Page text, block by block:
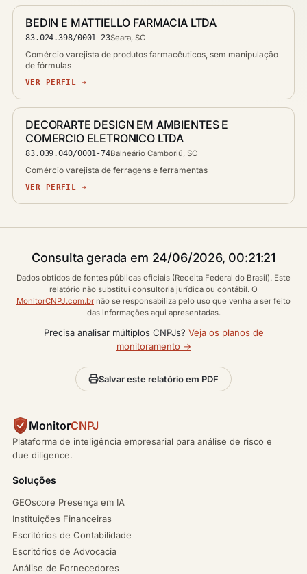
BEDIN E MATTIELLO FARMACIA LTDA
83.024.398/0001-23Seara, SC
Comércio varejista de produtos farmacêuticos, sem manipulação
de fórmulas
VER PERFIL →
DECORARTE DESIGN EM AMBIENTES E
COMERCIO ELETRONICO LTDA
83.039.040/0001-74Balneário Camboriú, SC
Comércio varejista de ferragens e ferramentas
VER PERFIL →
Consulta gerada em 24/06/2026, 00:21:21
Dados obtidos de fontes públicas oficiais (Receita Federal do Brasil). Este
relatório não substitui consultoria jurídica ou contábil. O
MonitorCNPJ.com.br não se responsabiliza pelo uso que venha a ser feito
das informações aqui apresentadas.
Precisa analisar múltiplos CNPJs? Veja os planos de
monitoramento →
Salvar este relatório em PDF
MonitorCNPJ
Plataforma de inteligência empresarial para análise de risco e
due diligence.
Soluções
GEOscore Presença em IA
Instituições Financeiras
Escritórios de Contabilidade
Escritórios de Advocacia
Análise de Fornecedores